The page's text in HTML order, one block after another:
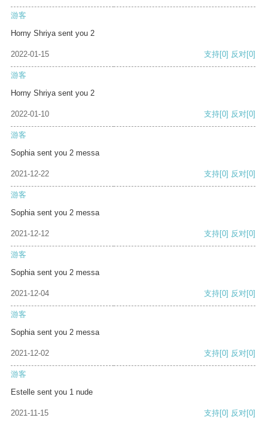
游客
Horny Shriya sent you 2
2022-01-15 支持[0] 反对[0]
游客
Horny Shriya sent you 2
2022-01-10 支持[0] 反对[0]
游客
Sophia sent you 2 messa
2021-12-22 支持[0] 反对[0]
游客
Sophia sent you 2 messa
2021-12-12 支持[0] 反对[0]
游客
Sophia sent you 2 messa
2021-12-04 支持[0] 反对[0]
游客
Sophia sent you 2 messa
2021-12-02 支持[0] 反对[0]
游客
Estelle sent you 1 nude
2021-11-15 支持[0] 反对[0]